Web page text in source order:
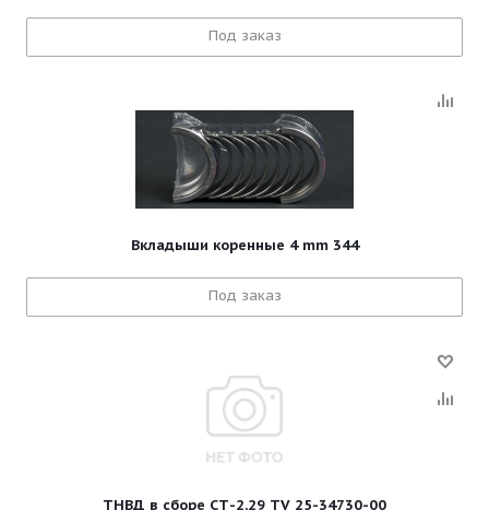
Под заказ
Вкладыши коренные 4 mm 344
Под заказ
ТНВД в сборе СТ-2,29 ТV 25-34730-00